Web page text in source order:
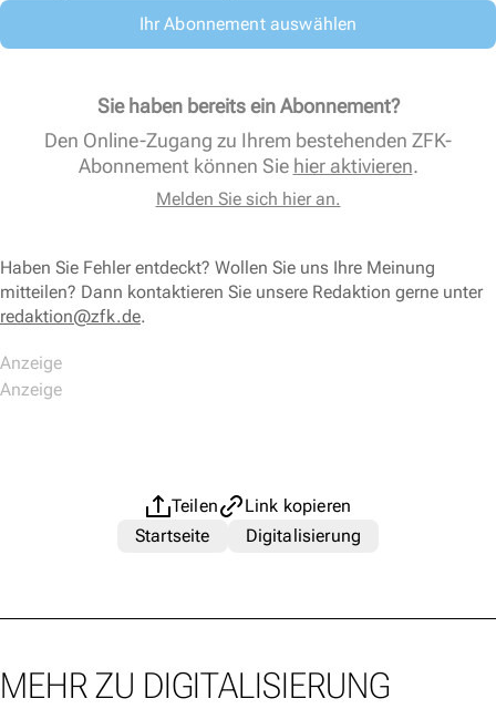
Ihr Abonnement auswählen
Sie haben bereits ein Abonnement?
Den Online-Zugang zu Ihrem bestehenden ZFK-
Abonnement können Sie hier aktivieren.
Melden Sie sich hier an.
Haben Sie Fehler entdeckt? Wollen Sie uns Ihre Meinung
mitteilen? Dann kontaktieren Sie unsere Redaktion gerne unter
redaktion@zfk.de.
Teilen
Link kopieren
Startseite
Digitalisierung
MEHR ZU DIGITALISIERUNG